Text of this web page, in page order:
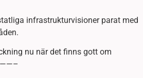
infrastrukturvisioner parat med
nu när det finns gott om